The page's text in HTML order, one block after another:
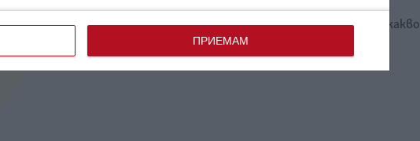
ПРИЕМАМ
задача на родителите е да ги
Как да разпознаем паразитите и какво
може да направим